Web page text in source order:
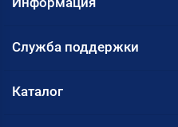
Служба поддержки
Каталог